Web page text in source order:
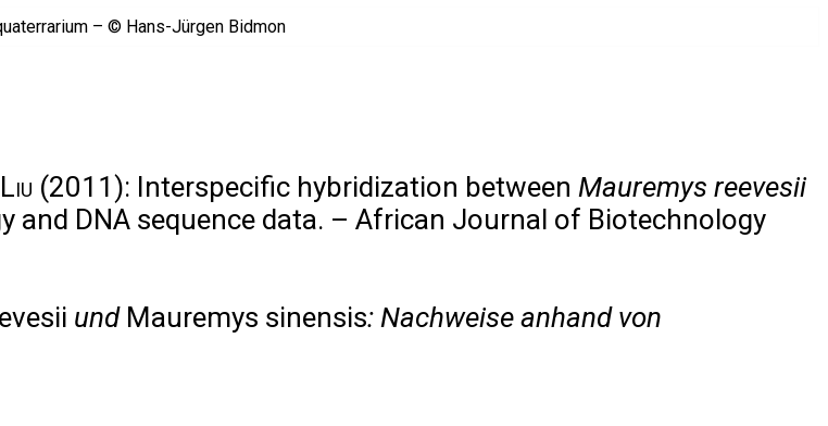
(2011): Interspecific hybridization between Mauremys reevesii
and DNA sequence data. – African Journal of Biotechnology
und Mauremys sinensis: Nachweise anhand von